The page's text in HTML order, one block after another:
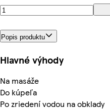
Popis produktu
Hlavné výhody
Na masáže
Do kúpeľa
Po zriedení vodou na obklady